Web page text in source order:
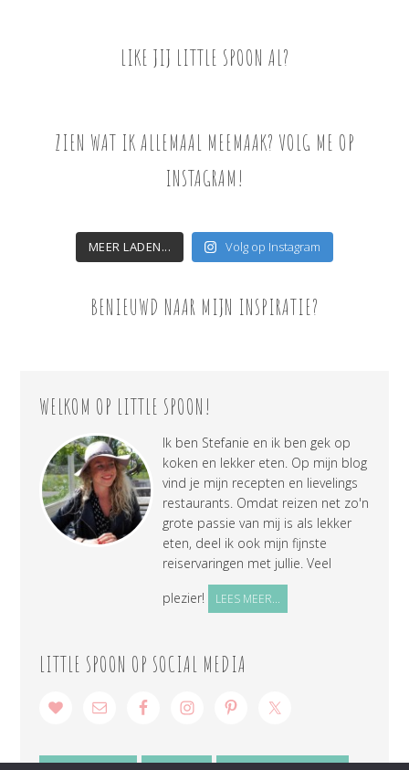
LIKE JIJ LITTLE SPOON AL?
ZIEN WAT IK ALLEMAAL MEEMAAK? VOLG ME OP
INSTAGRAM!
MEER LADEN... Volg op Instagram
BENIEUWD NAAR MIJN INSPIRATIE?
WELKOM OP LITTLE SPOON!
Ik ben Stefanie en ik ben gek op
koken en lekker eten. Op mijn blog
vind je mijn recepten en lievelings
restaurants. Omdat reizen net zo'n
grote passie van mij is als lekker
eten, deel ik ook mijn fijnste
reiservaringen met jullie. Veel
plezier!
LEES MEER...
LITTLE SPOON OP SOCIAL MEDIA